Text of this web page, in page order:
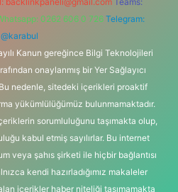
0262 606 0 726 Telegram:
@karabul
Kanun gereğince Bilgi Teknolojileri
onaylanmış bir Yer Sağlayıcı
nedenle, sitedeki içerikleri proaktif
yükümlülüğümüz bulunmamaktadır.
sorumluluğunu taşımakta olup,
kabul etmiş sayılırlar. Bu internet
veya şahıs şirketi ile hiçbir bağlantısı
kendi hazırladığımız makaleler
içerikler haber niteliği taşımamakta